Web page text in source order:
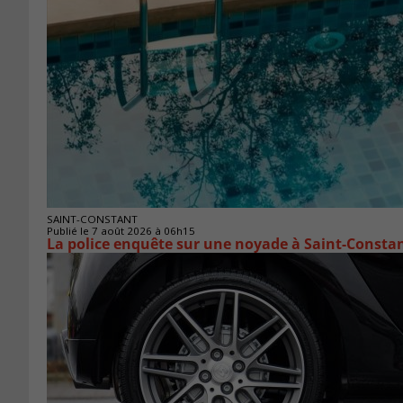
SAINT-CONSTANT
Publié le 7 août 2026 à 06h15
La police enquête sur une noyade à Saint-